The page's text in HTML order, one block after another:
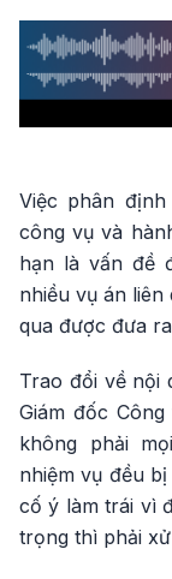
Việc phân
công vụ và
hạn là vấn đề
nhiều vụ án
qua được đưa
Trao đổi về nội
Giám đốc
không phải
nhiệm vụ đều
cố ý làm trái vì
trọng thì phải